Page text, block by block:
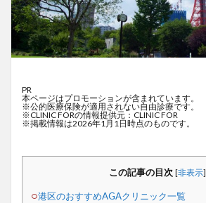
PR
本ページはプロモーションが含まれています。
※公的医療保険が適用されない自由診療です。
※CLINIC FORの情報提供元：CLINIC FOR
※掲載情報は2026年1月1日時点のものです。
この記事の目次 [非表示]
港区のおすすめAGAクリニック一覧